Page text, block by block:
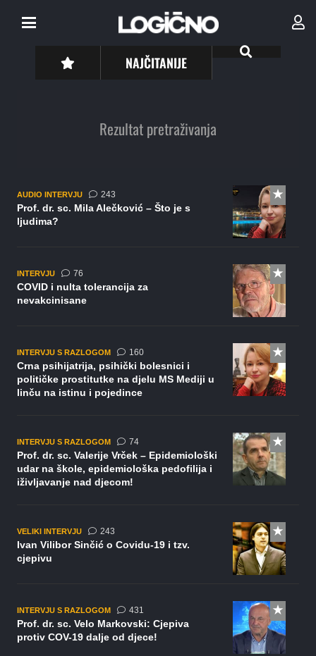
NAJČITANIJE
Rezultat pretraživanja
AUDIO INTERVJU 243komentara
Prof. dr. sc. Mila Alečković – Što je s
ljudima?
INTERVJU 76komentara
COVID i nulta tolerancija za
nevakcinisane
INTERVJU S RAZLOGOM 160komentara
Crna psihijatrija, psihički bolesnici i
političke prostitutke na djelu MS Mediji u
linču na istinu i pojedince
INTERVJU S RAZLOGOM 74komentara
Prof. dr. sc. Valerije Vrček – Epidemiološki
udar na škole, epidemiološka pedofilija i
iživljavanje nad djecom!
VELIKI INTERVJU 243komentara
Ivan Vilibor Sinčić o Covidu-19 i tzv.
cjepivu
INTERVJU S RAZLOGOM 431
Prof. dr. sc. Velo Markovski: Cjepiva
protiv COV-19 dalje od djece!